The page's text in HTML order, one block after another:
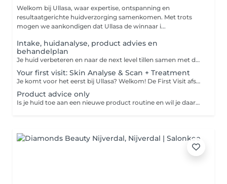
Welkom bij Ullasa, waar expertise, ontspanning en
resultaatgerichte huidverzorging samenkomen. Met trots
mogen we aankondigen dat Ullasa de winnaar i...
Intake, huidanalyse, product advies en
behandelplan
Je huid verbeteren en naar de next level tillen samen met de experts van Ullasa begint met het juiste huidplan! Tijdens deze eerste ontmoeting bespreken we al je wensen, meten en analyseren wij je huid d.m.v. een fotoscan met de Observ. Op basis van de analyse en jouw wensen maken we een behandelplan op maat. Wil je eerst even kort kennismaken met ons? Kies dan de opties gratis kennismaken.
Your first visit: Skin Analyse & Scan + Treatment
Je komt voor het eerst bij Ullasa? Welkom! De First Visit afspraak is de perfecte start voor een persoonlijk en effectief behandeltraject. Een doordachte aanpak begint immers bij een grondige voorbereiding. Tijdens deze afspraak analyseren we je huid met behulp van de geavanceerde Observ fotoscan (+/- 30 minuten). Op basis van de resultaten ontvang je direct aansluitend een op maat gemaakte behandeling van 25 - 45 of 60 minuten Afhankelijk van de gekozen tijdsduur. Wil je graag meteen een complete behandeling na je intake? Kies dan voor First visit: Scan & Product advice + 60min Facial
Product advice only
Is je huid toe aan een nieuwe product routine en wil je daarbij professioneel advies van onze huidexperts? Reserveer dan kosteloos product advies in onze agenda en wij maken samen met jou een productplan exclusief gebaseerd op de behoefte van jouw huid. Wij zijn exclusief partner van: Biologique Recherche, Skin Ceuticals, Hydropeptide & Cosmedix.